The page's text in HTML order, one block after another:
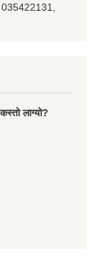
035422131,
लाग्यो?